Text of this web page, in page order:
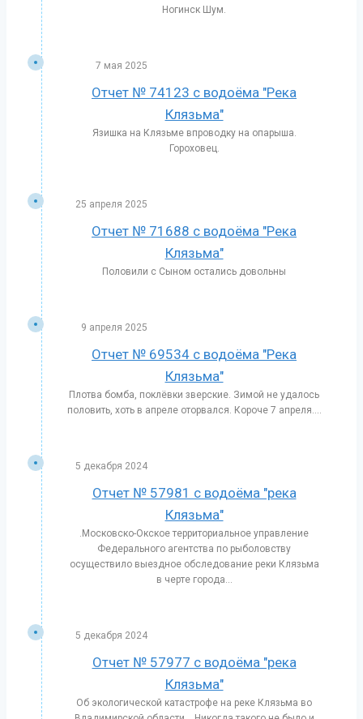
Ногинск Шум.
7 мая 2025
Отчет № 74123 с водоёма "Река
Клязьма"
Язишка на Клязьме впроводку на опарыша.
Гороховец.
25 апреля 2025
Отчет № 71688 с водоёма "Река
Клязьма"
Половили с Сыном остались довольны
9 апреля 2025
Отчет № 69534 с водоёма "Река
Клязьма"
Плотва бомба, поклёвки зверские. Зимой не удалось
половить, хоть в апреле оторвался. Короче 7 апреля....
5 декабря 2024
Отчет № 57981 с водоёма "река
Клязьма"
.Московско-Окское территориальное управление
Федерального агентства по рыболовству
осуществило выездное обследование реки Клязьма
в черте города...
5 декабря 2024
Отчет № 57977 с водоёма "река
Клязьма"
Об экологической катастрофе на реке Клязьма во